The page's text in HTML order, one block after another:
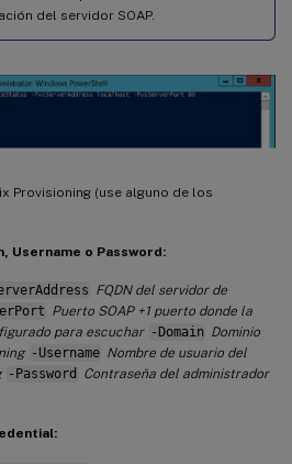
del servidor SOAP.
Provisioning (use alguno de los
Username o Password:
FQDN del servidor de
Puerto SOAP +1 puerto donde la
para escuchar -Domain Dominio
-Username Nombre de usuario del
-Password
Contraseña del administrador